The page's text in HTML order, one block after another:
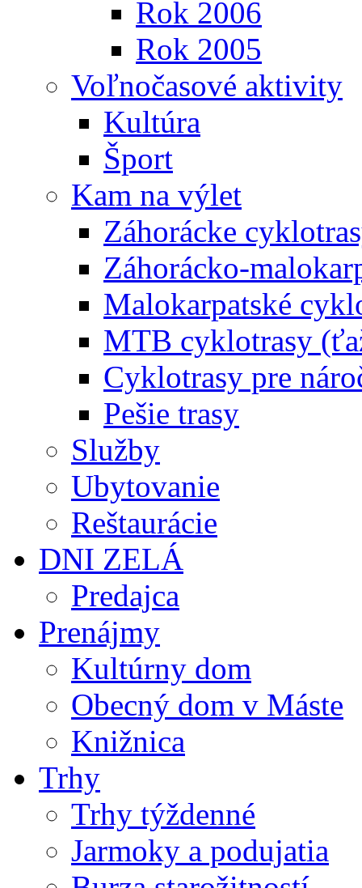
Rok 2006
Rok 2005
Voľnočasové aktivity
Kultúra
Šport
Kam na výlet
Záhorácke
Záhorácko-
Malokarpatské
MTB cyklotrasy
Cyklotrasy pre
Pešie trasy
Služby
Ubytovanie
Reštaurácie
DNI ZELÁ
Predajca
Prenájmy
Kultúrny dom
Obecný dom v Máste
Knižnica
Trhy
Trhy týždenné
Jarmoky a podujatia